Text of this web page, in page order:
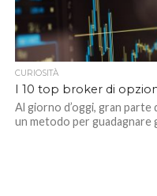
CURIOSITÀ
I 10 top broker di
Al giorno d’oggi, gran
un metodo per guadagnare